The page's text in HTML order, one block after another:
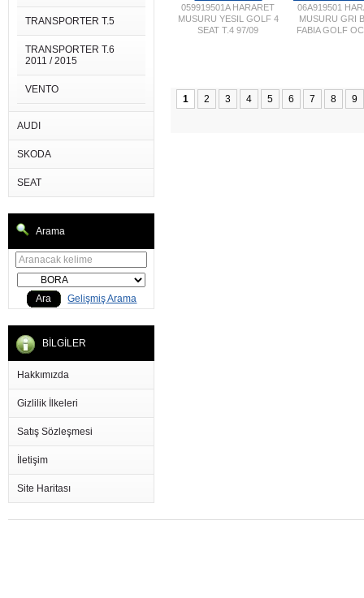
TRANSPORTER T.5
TRANSPORTER T.6
2011 / 2015
VENTO
AUDI
SKODA
SEAT
Arama
Ara Gelişmiş Arama
BİLGİLER
Hakkımızda
Gizlilik İlkeleri
Satış Sözleşmesi
İletişim
Site Haritası
059919501A HARARET
MUSURU YESIL GOLF 4
SEAT T.4 97/09
06A919501
MUSURU GRI
FABIA GOLF
1 2 3 4 5 6 7 8 9